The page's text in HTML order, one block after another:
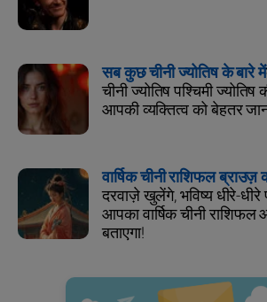
सब कुछ चीनी ज्योतिष के बारे में
चीनी ज्योतिष पश्चिमी
आपकी व्यक्तित्व को बेहतर
वार्षिक चीनी राशिफल ब्राउज़
दरवाज़े खुलेंगे, भविष्य धीरे-
आपका वार्षिक चीनी
बताएगा!